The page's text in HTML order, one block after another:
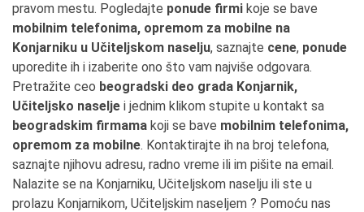
pravom mestu. Pogledajte ponude firmi koje se bave
mobilnim telefonima, opremom za mobilne na
Konjarniku u Učiteljskom naselju, saznajte cene, ponude
uporedite ih i izaberite ono što vam najviše odgovara.
Pretražite ceo beogradski deo grada Konjarnik,
Učiteljsko naselje i jednim klikom stupite u kontakt sa
beogradskim firmama koji se bave mobilnim telefonima,
opremom za mobilne. Kontaktirajte ih na broj telefona,
saznajte njihovu adresu, radno vreme ili im pišite na email.
Nalazite se na Konjarniku, Učiteljskom naselju ili ste u
prolazu Konjarnikom, Učiteljskim naseljem ? Pomoću nas